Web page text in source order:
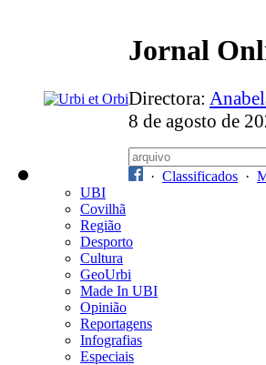
Jornal
Directora:
8 de agosto de
· Classificados ·
UBI
Covilhã
Região
Desporto
Cultura
GeoUrbi
Made In UBI
Opinião
Reportagens
Infografias
Especiais